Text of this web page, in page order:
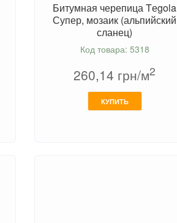
Битумная черепица Tеgola
Супер, мозаик (альпийский
сланец)
Код товара: 5318
260,14 грн/м2
КУПИТЬ